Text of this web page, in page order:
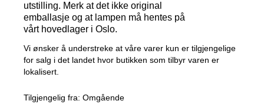
utstilling. Merk at det ikke original
emballasje og at lampen må hentes på
vårt hovedlager i Oslo.
Vi ønsker å understreke at våre varer kun er tilgjengelige
for salg i det landet hvor butikken som tilbyr varen er
lokalisert.
Tilgjengelig fra: Omgående